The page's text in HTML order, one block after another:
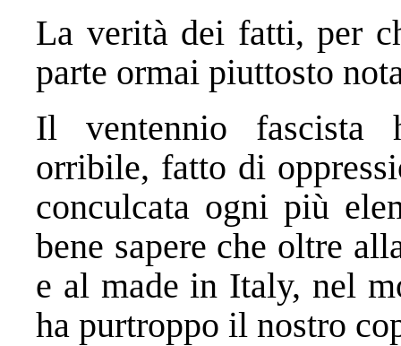
La verità dei fatti, per
parte ormai piuttosto
Il ventennio fascista
orribile, fatto di
conculcata ogni più
bene sapere che oltre
e al made in Italy, nel
ha purtroppo il nostro